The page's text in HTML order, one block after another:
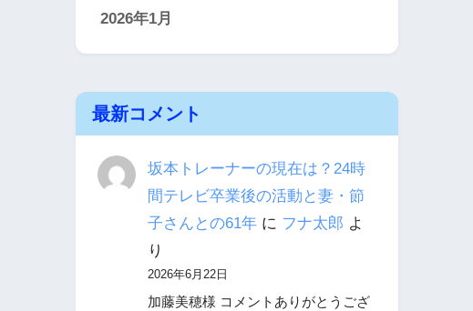
2026年1月
最新コメント
坂本トレーナーの現在は？24時
間テレビ卒業後の活動と妻・節
子さんとの61年に フナ太郎 よ
り
2026年6月22日
加藤美穂様 コメントありがとうござ